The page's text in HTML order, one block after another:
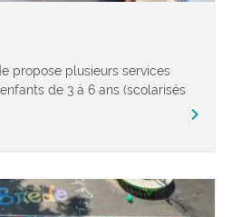
propose plusieurs services
de 3 à 6 ans (scolarisés
chevron_right